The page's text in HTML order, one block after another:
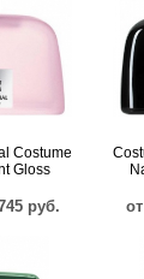
Costume
Gloss
руб.